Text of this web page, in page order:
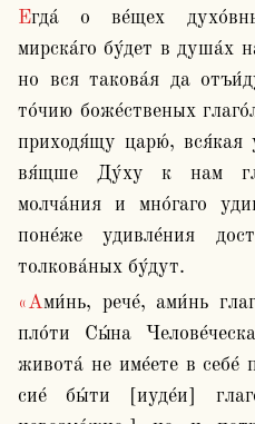
Егда́ о ве́щех духо́вных бесе́дуем, ничесо́же
мирска́го бу́дет в душа́х
но вся такова́я да
то́чию боже́ственых
приходя́щу царю́, вся́кая
вя́щше Ду́ху к нам
молча́ния и мно́гаго
поне́же удивле́ния
толкова́ных бу́дут.
«Ами́нь, рече́, ами́нь глаго́лю вам, а́ще не сне́сте
пло́ти Сы́на
живота́ не име́ете в себе́
сие́ бы́ти [иуде́и]